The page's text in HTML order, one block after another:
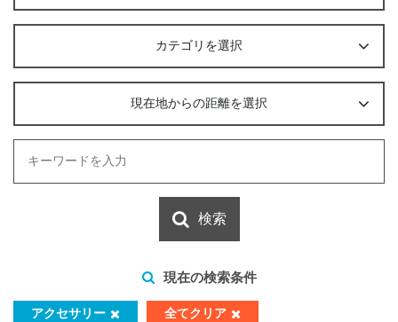
カテゴリを選択
現在地からの距離を選択
検索
現在の検索条件
アクセサリー 全てクリア